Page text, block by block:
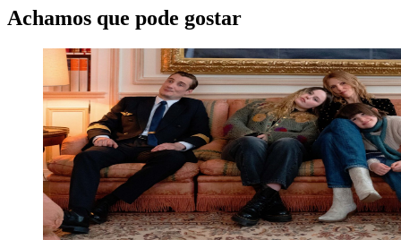
Achamos que pode gostar